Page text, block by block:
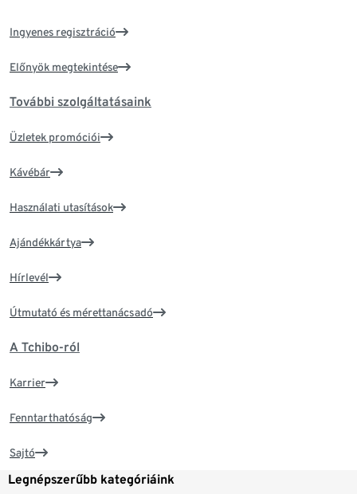
Ingyenes regisztráció
Előnyök megtekintése
További szolgáltatásaink
Üzletek promóciói
Kávébár
Használati utasítások
Ajándékkártya
Hírlevél
Útmutató és mérettanácsadó
A Tchibo-ról
Karrier
Fenntarthatóság
Sajtó
Legnépszerűbb kategóriáink